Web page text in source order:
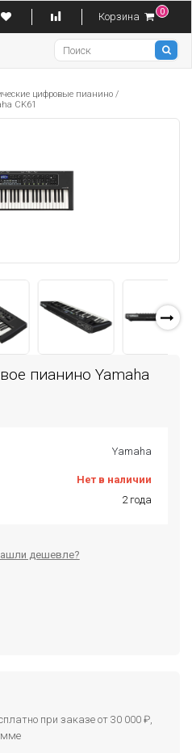
Корзина 0
цифровые пианино /
CK61
пианино Yamaha
Yamaha
Нет в наличии
2 года
дешевле?
при заказе от 30 000 ₽,